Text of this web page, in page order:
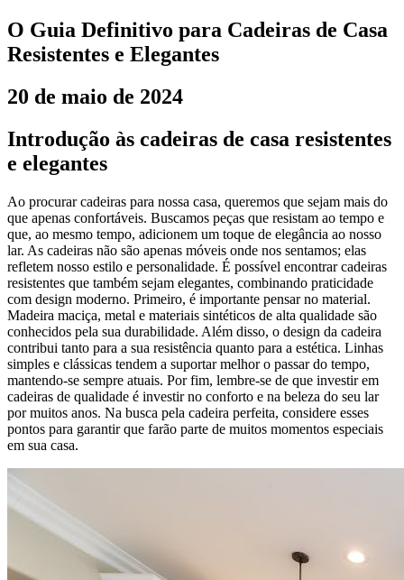
O Guia Definitivo para Cadeiras de Casa
Resistentes e Elegantes
20 de maio de 2024
Introdução às cadeiras de casa resistentes
e elegantes
Ao procurar cadeiras para nossa casa, queremos que sejam mais do
que apenas confortáveis. Buscamos peças que resistam ao tempo e
que, ao mesmo tempo, adicionem um toque de elegância ao nosso
lar. As cadeiras não são apenas móveis onde nos sentamos; elas
refletem nosso estilo e personalidade. É possível encontrar cadeiras
resistentes que também sejam elegantes, combinando praticidade
com design moderno. Primeiro, é importante pensar no material.
Madeira maciça, metal e materiais sintéticos de alta qualidade são
conhecidos pela sua durabilidade. Além disso, o design da cadeira
contribui tanto para a sua resistência quanto para a estética. Linhas
simples e clássicas tendem a suportar melhor o passar do tempo,
mantendo-se sempre atuais. Por fim, lembre-se de que investir em
cadeiras de qualidade é investir no conforto e na beleza do seu lar
por muitos anos. Na busca pela cadeira perfeita, considere esses
pontos para garantir que farão parte de muitos momentos especiais
em sua casa.